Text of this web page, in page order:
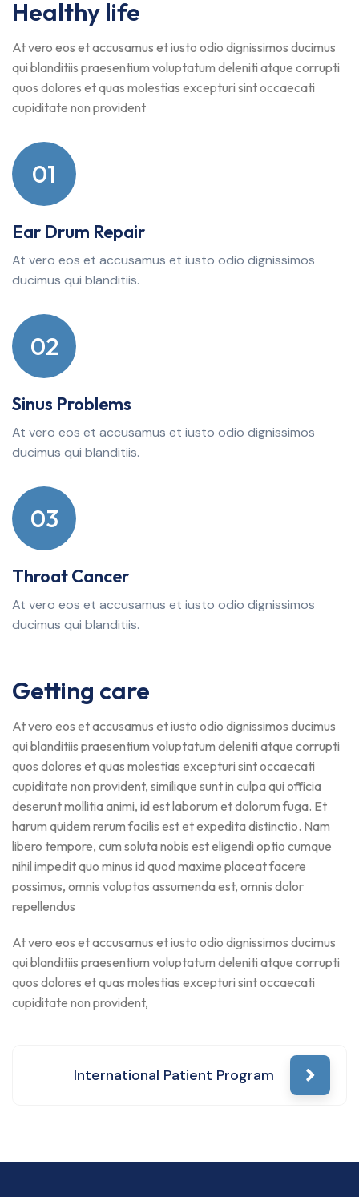
Healthy life
At vero eos et accusamus et iusto odio dignissimos ducimus
qui blanditiis praesentium voluptatum deleniti atque corrupti
quos dolores et quas molestias excepturi sint occaecati
cupiditate non provident
01
Ear Drum Repair
At vero eos et accusamus et iusto odio dignissimos
ducimus qui blanditiis.
02
Sinus Problems
At vero eos et accusamus et iusto odio dignissimos
ducimus qui blanditiis.
03
Throat Cancer
At vero eos et accusamus et iusto odio dignissimos
ducimus qui blanditiis.
Getting care
At vero eos et accusamus et iusto odio dignissimos ducimus
qui blanditiis praesentium voluptatum deleniti atque corrupti
quos dolores et quas molestias excepturi sint occaecati
cupiditate non provident, similique sunt in culpa qui officia
deserunt mollitia animi, id est laborum et dolorum fuga. Et
harum quidem rerum facilis est et expedita distinctio. Nam
libero tempore, cum soluta nobis est eligendi optio cumque
nihil impedit quo minus id quod maxime placeat facere
possimus, omnis voluptas assumenda est, omnis dolor
repellendus
At vero eos et accusamus et iusto odio dignissimos ducimus
qui blanditiis praesentium voluptatum deleniti atque corrupti
quos dolores et quas molestias excepturi sint occaecati
cupiditate non provident,
International Patient Program